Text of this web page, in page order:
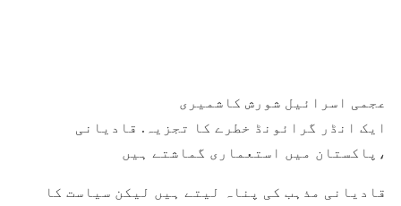
عجمی اسرائیل شورش کاشمیری
ایک انڈر گرائونڈ خطرے کا تجزیہ. قادیانی
،پاکستان میں استعماری گماشتے ہیں
قادیانی مذہب کی پناہ لیتے ہیں لیکن سیاست کا